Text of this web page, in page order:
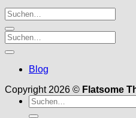
Blog
Copyright 2026 © Flatsome
Suche
nach: